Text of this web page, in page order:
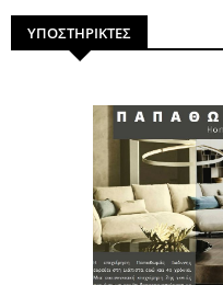
ΥΠΟΣΤΗΡΙΚΤΕΣ